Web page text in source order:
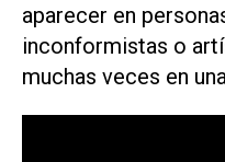
aparecer en
inconformistas o
muchas veces en